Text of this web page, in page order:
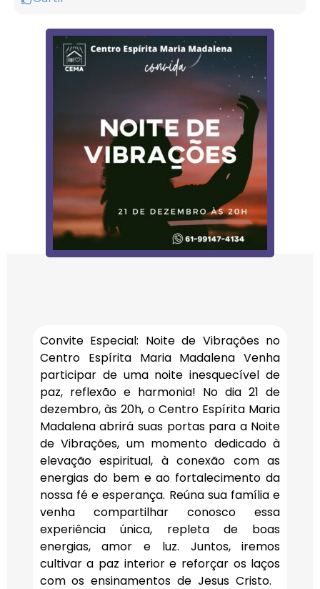
Convite Especial: Noite de Vibrações no
Centro Espírita Maria Madalena Venha
participar de uma noite inesquecível de
paz, reflexão e harmonia! No dia 21 de
dezembro, às 20h, o Centro Espírita Maria
Madalena abrirá suas portas para a Noite
de Vibrações, um momento dedicado à
elevação espiritual, à conexão com as
energias do bem e ao fortalecimento da
nossa fé e esperança. Reúna sua família e
venha compartilhar conosco essa
experiência única, repleta de boas
energias, amor e luz. Juntos, iremos
cultivar a paz interior e reforçar os laços
com os ensinamentos de Jesus Cristo.